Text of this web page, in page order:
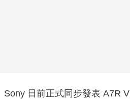
Sony 日前正式同步發表 A7R